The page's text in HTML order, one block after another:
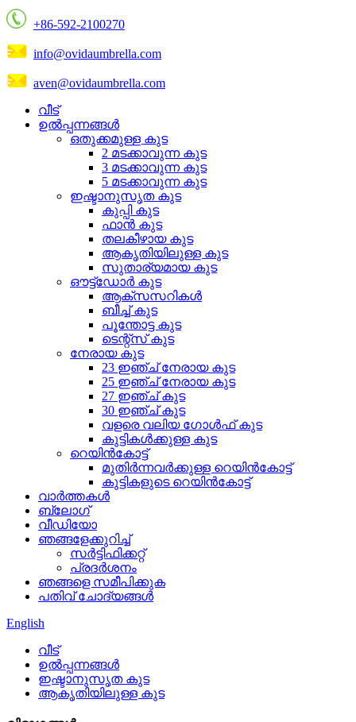
+86-592-2100270
info@ovidaumbrella.com
aven@ovidaumbrella.com
വീട്
ഉൽപ്പന്നങ്ങൾ
ഒതുക്കമുള്ള കുട
2 മടക്കാവുന്ന കുട
3 മടക്കാവുന്ന കുട
5 മടക്കാവുന്ന കുട
ഇഷ്ടാനുസൃത കുട
കുപ്പി കുട
ഫാൻ കുട
തലകീഴായ കുട
ആകൃതിയിലുള്ള കുട
സുതാര്യമായ കുട
ഔട്ട്ഡോർ കുട
ആക്‌സസറികൾ
ബീച്ച് കുട
പൂന്തോട്ട കുട
ടെന്റ്സ് കുട
നേരായ കുട
23 ഇഞ്ച് നേരായ കുട
25 ഇഞ്ച് നേരായ കുട
27 ഇഞ്ച് കുട
30 ഇഞ്ച് കുട
വളരെ വലിയ ഗോൾഫ് കുട
കുട്ടികൾക്കുള്ള കുട
റെയിൻകോട്ട്
മുതിർന്നവർക്കുള്ള റെയിൻകോട്ട്
കുട്ടികളുടെ റെയിൻകോട്ട്
വാർത്തകൾ
ബ്ലോഗ്
വീഡിയോ
ഞങ്ങളേക്കുറിച്ച്
സർട്ടിഫിക്കറ്റ്
പ്രദർശനം
ഞങ്ങളെ സമീപിക്കുക
പതിവ് ചോദ്യങ്ങൾ
English
വീട്
ഉൽപ്പന്നങ്ങൾ
ഇഷ്ടാനുസൃത കുട
ആകൃതിയിലുള്ള കുട